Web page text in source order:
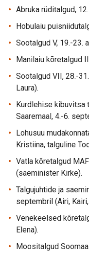
Abruka rüditalgud,
Hobulaiu
Sootalgud V, 19.-23.
Manilaiu kõretalgud
Sootalgud VII, 28.-
Laura).
Kurdlehise kibuvitsa
Saaremaal, 4.-6.
Lohusuu
Kristiina, talguline
Vatla kõretalgud
(saeminister Kirke).
Talgujuhtide ja
septembril (Airi,
Venekeelsed
Elena).
Moositalgud